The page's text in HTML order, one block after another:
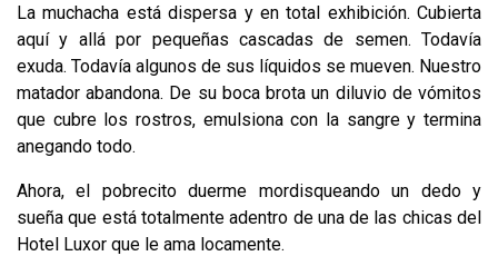
La muchacha está dispersa y en total exhibición. Cubierta
aquí y allá por pequeñas cascadas de semen. Todavía
exuda. Todavía algunos de sus líquidos se mueven. Nuestro
matador abandona. De su boca brota un diluvio de vómitos
que cubre los rostros, emulsiona con la sangre y termina
anegando todo.
Ahora, el pobrecito duerme mordisqueando un dedo y
sueña que está totalmente adentro de una de las chicas del
Hotel Luxor que le ama locamente.